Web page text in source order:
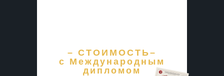
– СТОИМОСТЬ–
с Международным
дипломом